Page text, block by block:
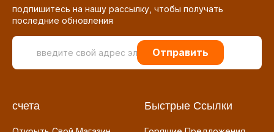
подпишитесь на нашу рассылку, чтобы получать
последние обновления
Отправить
счета Быстрые Ссылки